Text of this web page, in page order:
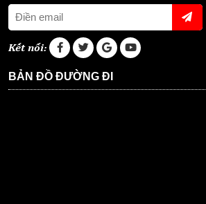
Kết nối:
BẢN ĐỒ ĐƯỜNG ĐI